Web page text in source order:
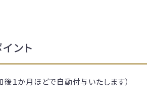
ント
後１か月ほどで自動付与いたします）